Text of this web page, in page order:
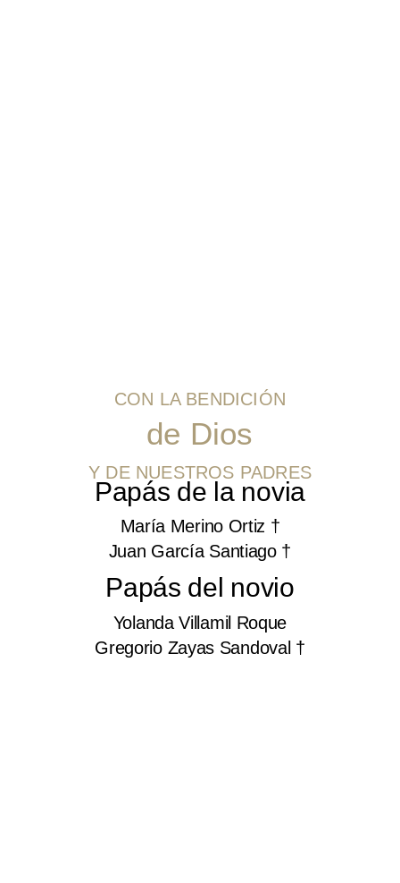
CON LA BENDICIÓN
de Dios
Y DE NUESTROS PADRES
Papás de la novia
María Merino Ortiz †
Juan García Santiago †
Papás del novio
Yolanda Villamil Roque
Gregorio Zayas Sandoval †